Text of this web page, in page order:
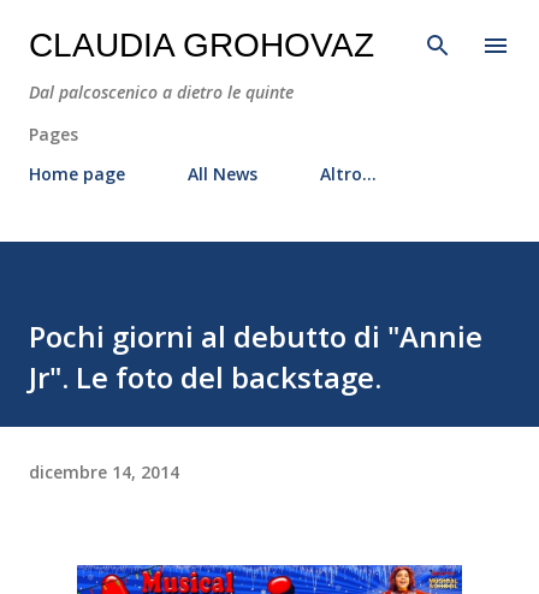
Passa ai contenuti principali
CLAUDIA GROHOVAZ
Dal palcoscenico a dietro le quinte
Pages
Home page
All News Altro…
Pochi giorni al debutto di "Annie
Jr". Le foto del backstage.
dicembre 14, 2014